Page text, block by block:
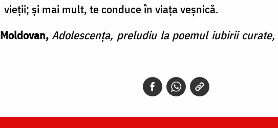
și mai mult, te conduce în viața veșnică.
Adolescența, preludiu la poemul iubirii curate,